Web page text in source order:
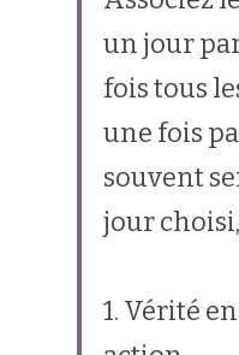
un jour
fois tous
une fois
souvent
jour
1. Vérité